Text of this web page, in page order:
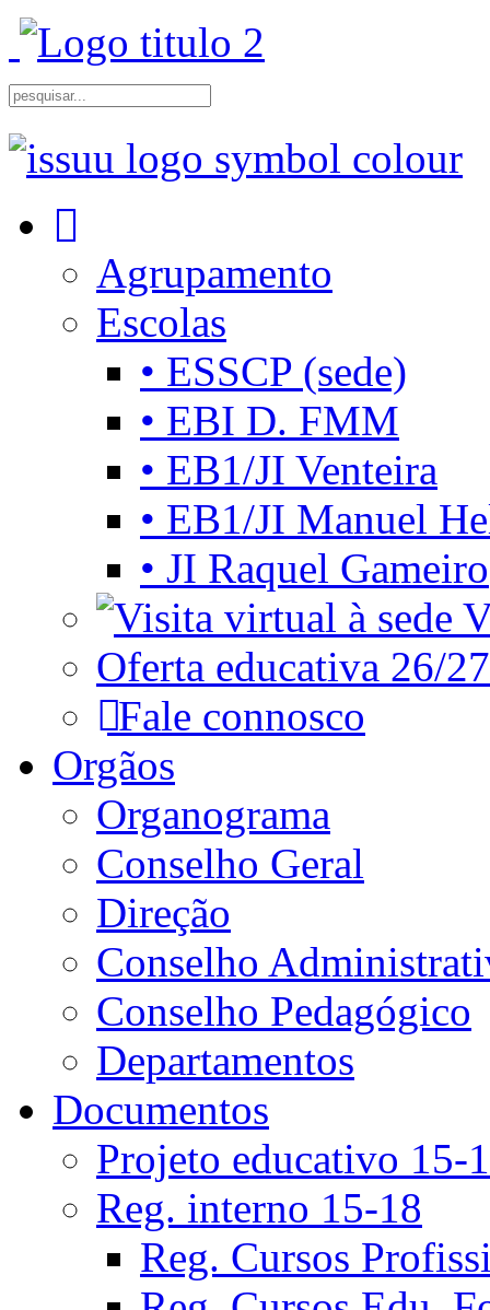
Agrupamento
Escolas
• ESSCP (sede)
• EBI D. FMM
• EB1/JI Venteira
• EB1/JI Manuel
• JI Raquel Gameiro
Oferta educativa 26/27
Fale connosco
Orgãos
Organograma
Conselho Geral
Direção
Conselho
Conselho Pedagógico
Departamentos
Documentos
Projeto educativo 15-
Reg. interno 15-18
Reg. Cursos